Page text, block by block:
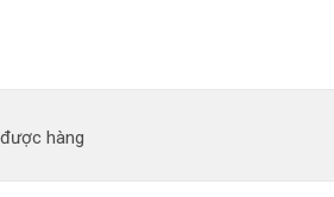
hàng